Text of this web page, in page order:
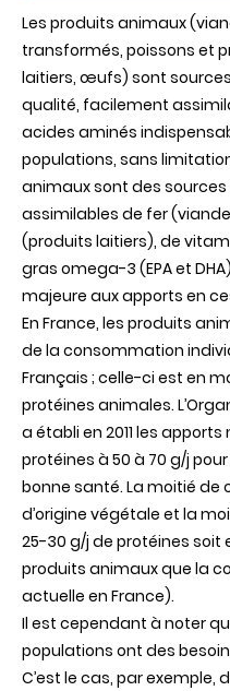
Les produits animaux
transformés, poissons et
laitiers, œufs) sont
qualité, facilement
acides aminés
populations, sans
animaux sont des
assimilables de fer
(produits laitiers), de
gras omega-3 (EPA et
majeure aux apports en
En France, les produits
de la consommation
Français ; celle-ci est en
protéines animales.
a établi en 2011 les
protéines à 50 à 70 g/j
bonne santé. La moitié de
d’origine végétale et la
25-30 g/j de protéines soit
produits animaux que la
actuelle en France).
Il est cependant à noter
populations ont des
C’est le cas, par exemple,